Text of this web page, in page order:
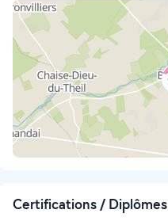
Certifications / Diplômes